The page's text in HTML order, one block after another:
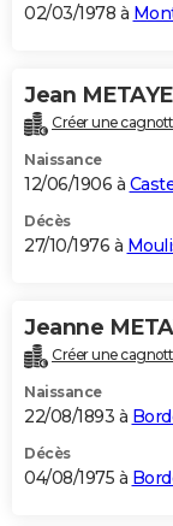
02/03/1978 à
Jean
Créer une
Naissance
12/06/1906 à
Décès
27/10/1976 à
Jeanne
Créer une
Naissance
22/08/1893 à
Décès
04/08/1975 à